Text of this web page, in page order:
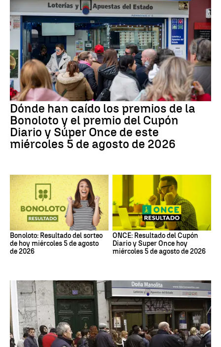
Dónde han caído los premios de la
Bonoloto y el premio del Cupón
Diario y Súper Once de este
miércoles 5 de agosto de 2026
Bonoloto: Resultado del sorteo
de hoy miércoles 5 de agosto
de 2026
ONCE: Resultado del Cupón
Diario y Super Once hoy
miércoles 5 de agosto de 2026